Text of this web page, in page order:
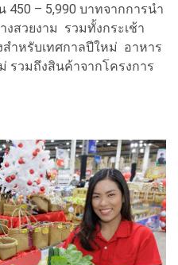
450 – 5,990 บาทจากการนำ
สวยงาม รวมทั้งกระเช้า
ำหรับเทศกาลปีใหม่ อาหาร
รวมถึงสินค้าจากโครงการ